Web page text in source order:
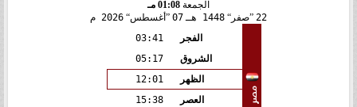
الجمعة 01:08 مـ
22 صفر 1448 هـ 07 أغسطس 2026 م
مصر
الفجر
03:41
الشروق
05:17
الظهر
12:01
العصر
15:38